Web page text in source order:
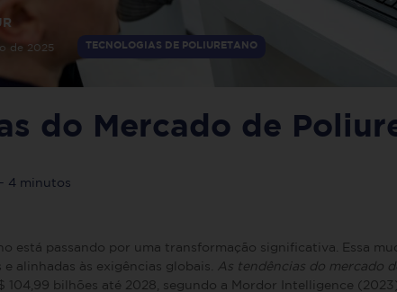
de 2025 TECNOLOGIAS DE POLIURETANO
do Mercado de
- 4 minutos
está passando por uma transformação significativa. Essa
alinhadas às exigências globais.
As tendências do mercado
104,99 bilhões até 2028, segundo a Mordor Intelligence